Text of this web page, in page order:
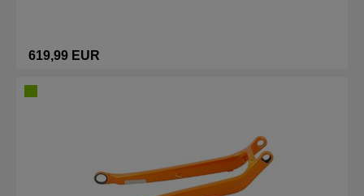
619,99 EUR